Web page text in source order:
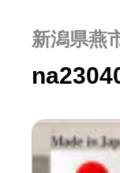
新潟県燕